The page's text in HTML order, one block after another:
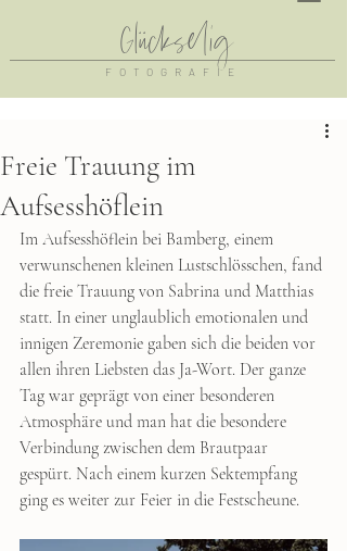
FOTOGRAFIE
Glückselig
Freie Trauung im
Aufsesshöflein
Im Aufsesshöflein bei Bamberg, einem
verwunschenen kleinen Lustschlösschen, fand
die freie Trauung von Sabrina und Matthias
statt. In einer unglaublich emotionalen und
innigen Zeremonie gaben sich die beiden vor
allen ihren Liebsten das Ja-Wort. Der ganze
Tag war geprägt von einer besonderen
Atmosphäre und man hat die besondere
Verbindung zwischen dem Brautpaar
gespürt. Nach einem kurzen Sektempfang
ging es weiter zur Feier in die Festscheune.